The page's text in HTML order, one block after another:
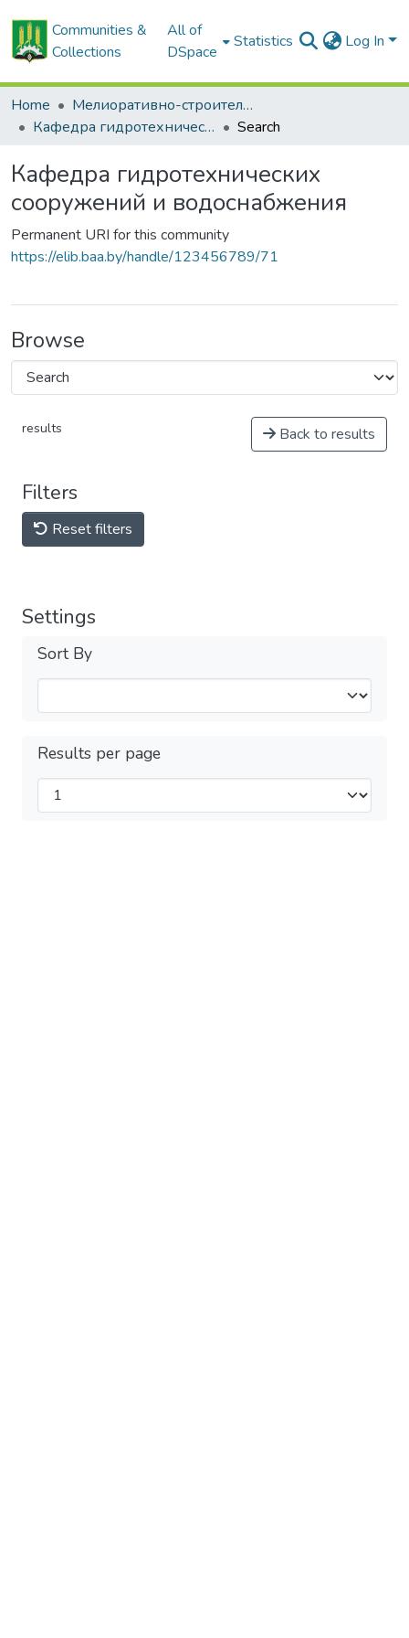
Communities &
Collections
All of
DSpace
Statistics Log In
Home
Мелиоративно-строительный факультет
Кафедра гидротехнических сооружений и водоснабжения
Search
Кафедра гидротехнических
сооружений и водоснабжения
Permanent URI for this community
https://elib.baa.by/handle/123456789/71
Browse
results Back to results
Filters
Reset filters
Settings
Sort By
Results per page